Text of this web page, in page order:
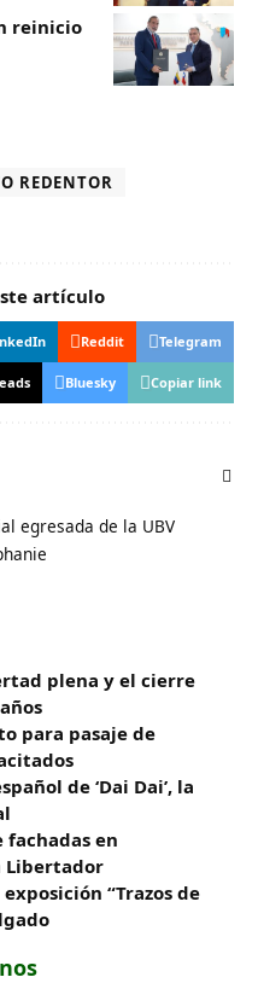
reinicio
REDENTOR
artículo
Reddit Telegram
Bluesky Copiar link
egresada de la UBV
plena y el cierre
para pasaje de
de ‘Dai Dai’, la
en
Libertador
“Trazos de